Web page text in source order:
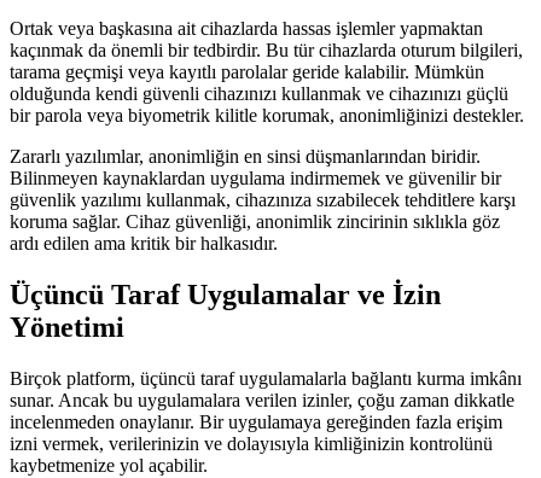
Ortak veya başkasına ait cihazlarda hassas işlemler yapmaktan
kaçınmak da önemli bir tedbirdir. Bu tür cihazlarda oturum bilgileri,
tarama geçmişi veya kayıtlı parolalar geride kalabilir. Mümkün
olduğunda kendi güvenli cihazınızı kullanmak ve cihazınızı güçlü
bir parola veya biyometrik kilitle korumak, anonimliğinizi destekler.
Zararlı yazılımlar, anonimliğin en sinsi düşmanlarından biridir.
Bilinmeyen kaynaklardan uygulama indirmemek ve güvenilir bir
güvenlik yazılımı kullanmak, cihazınıza sızabilecek tehditlere karşı
koruma sağlar. Cihaz güvenliği, anonimlik zincirinin sıklıkla göz
ardı edilen ama kritik bir halkasıdır.
Üçüncü Taraf Uygulamalar ve İzin
Yönetimi
Birçok platform, üçüncü taraf uygulamalarla bağlantı kurma imkânı
sunar. Ancak bu uygulamalara verilen izinler, çoğu zaman dikkatle
incelenmeden onaylanır. Bir uygulamaya gereğinden fazla erişim
izni vermek, verilerinizin ve dolayısıyla kimliğinizin kontrolünü
kaybetmenize yol açabilir.